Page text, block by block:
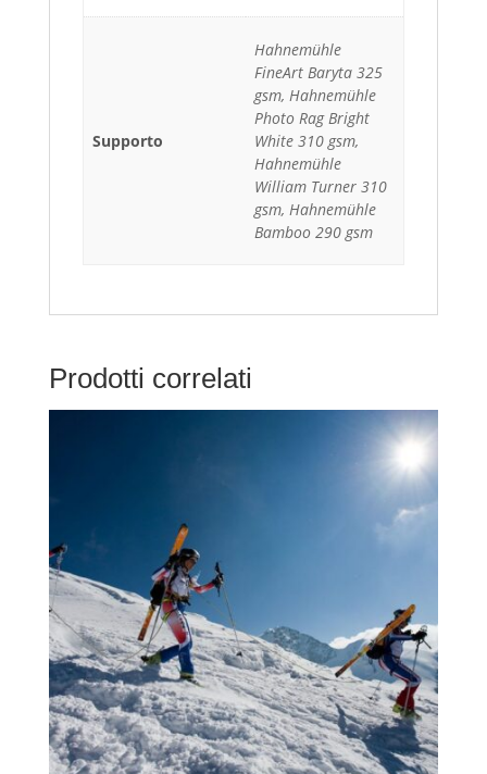
Supporto
Hahnemühle
FineArt Baryta 325
gsm, Hahnemühle
Photo Rag Bright
White 310 gsm,
Hahnemühle
William Turner 310
gsm, Hahnemühle
Bamboo 290 gsm
Prodotti correlati